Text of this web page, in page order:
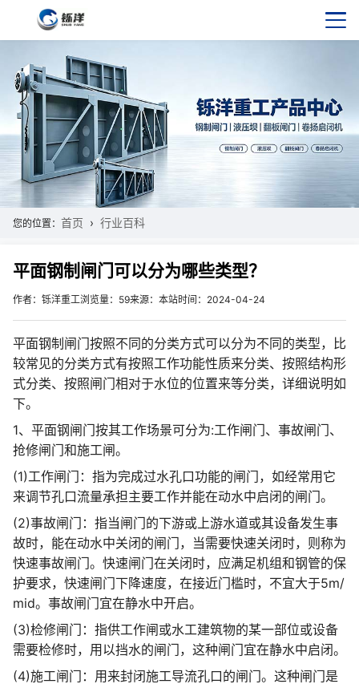
您的位置： 首页 行业百科
平面钢制闸门可以分为哪些类型？
作者：铄洋重工浏览量：59来源：本站时间：2024-04-24
平面钢制闸门按照不同的分类方式可以分为不同的类型，比
较常见的分类方式有按照工作功能性质来分类、按照结构形
式分类、按照闸门相对于水位的位置来等分类，详细说明如
下。
1、平面钢闸门按其工作场景可分为:工作闸门、事故闸门、
抢修闸门和施工闸。
(1)工作闸门：指为完成过水孔口功能的闸门，如经常用它
来调节孔口流量承担主要工作并能在动水中启闭的闸门。
(2)事故闸门：指当闸门的下游或上游水道或其设备发生事
故时，能在动水中关闭的闸门，当需要快速关闭时，则称为
快速事故闸门。快速闸门在关闭时，应满足机组和钢管的保
护要求，快速闸门下降速度，在接近门槛时，不宜大于5m/
mid。事故闸门宜在静水中开启。
(3)检修闸门：指供工作闸或水工建筑物的某一部位或设备
需要检修时，用以挡水的闸门，这种闸门宜在静水中启闭。
(4)施工闸门：用来封闭施工导流孔口的闸门。这种闸门是